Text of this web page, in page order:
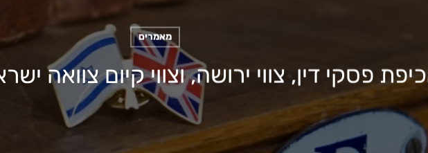
מאמרים
פסקי דין, צווי ירושה, וצווי קיום צוואה